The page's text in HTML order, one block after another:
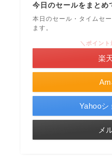
今日のセールをまとめ
本日のセール・タイムセ
ます。
＼ポイント
楽
Yahooシ
メ